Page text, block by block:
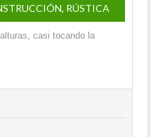
RÚSTICA
casi tocando la